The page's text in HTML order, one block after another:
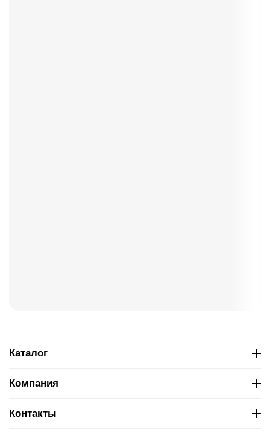
Каталог
Компания
Контакты